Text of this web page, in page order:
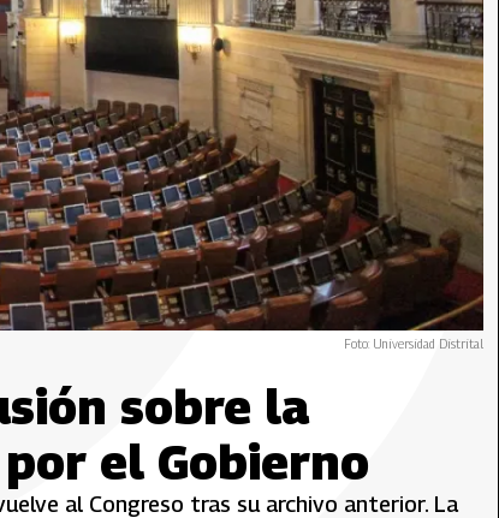
Foto: Universidad Distrital
sobre la
el Gobierno
al Congreso tras su archivo anterior. La